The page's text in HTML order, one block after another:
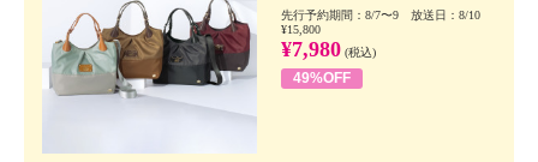
先行予約期間：8/7〜9 放送日：8/10
¥15,800
¥7,980 (税込)
49%OFF